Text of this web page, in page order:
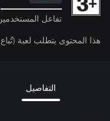
تفاعل
هذا المحتوى يتطلب لعبة
التفاصيل